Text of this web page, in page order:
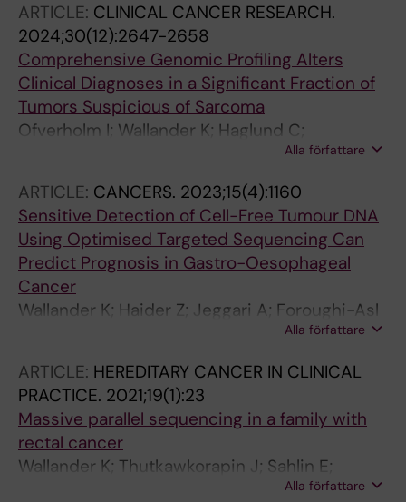
Mayrhofer M; Haglund C; Haglund de Flon F;
Wallander K
ARTICLE: CLINICAL CANCER RESEARCH.
2024;30(12):2647-2658
Comprehensive Genomic Profiling Alters
Clinical Diagnoses in a Significant Fraction of
Tumors Suspicious of Sarcoma
Ofverholm I; Wallander K; Haglund C;
Chellappa V; Wejde J; Gellerbring A; Wirta V;
Renevey A; Caceres E; Tsagkozis P; Mayrhofer
M; Papakonstantinou A; Linder-Stragliotto C;
Branstrom R; Larsson O; Lindberg J; Lin Y; de
Flon FH
Alla författare
ARTICLE: CANCERS. 2023;15(4):1160
Sensitive Detection of Cell-Free Tumour DNA
Using Optimised Targeted Sequencing Can
Predict Prognosis in Gastro-Oesophageal
Cancer
Wallander K; Haider Z; Jeggari A; Foroughi-Asl
H; Gellerbring A; Lyander A; Chozhan A;
Nordenskjoeld M; Lindblad M; Tham E
Alla författare
ARTICLE: HEREDITARY CANCER IN CLINICAL
PRACTICE. 2021;19(1):23
Massive parallel sequencing in a family with
rectal cancer
Wallander K; Thutkawkorapin J; Sahlin E;
Lindblom A; Lagerstedt-Robinson KAlla författare